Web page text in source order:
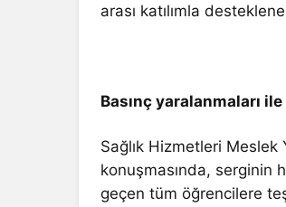
arası katılımla
Basınç yaralanmaları
Sağlık Hizmetleri Meslek
konuşmasında, serginin
geçen tüm öğrencilere